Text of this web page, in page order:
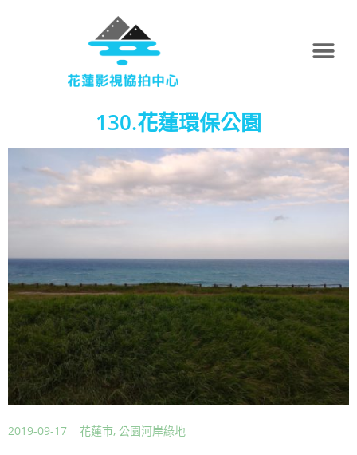
130.花蓮環保公園
2019-09-17 花蓮市, 公園河岸綠地